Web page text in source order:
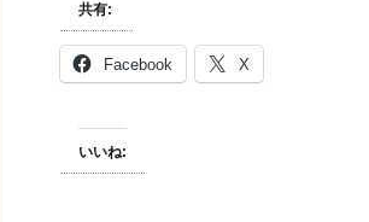
共有:
Facebook X
いいね: